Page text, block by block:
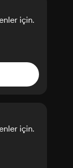
için.
için.